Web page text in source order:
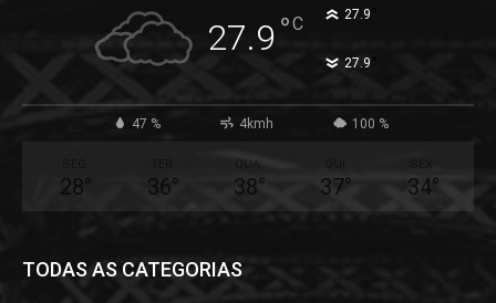
27.9 °C 27.9
27.9
47 % 4kmh 100 %
28° 36°
QUA
38° 37° 34°
TODAS AS CATEGORIAS